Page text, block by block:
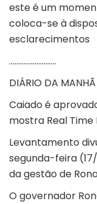
este é um
coloca-se à
esclarecimentos
……………………..
DIÁRIO DA MANHÃ
Caiado é
mostra Real Time
Levantamento
segunda-feira
da gestão de
O governador